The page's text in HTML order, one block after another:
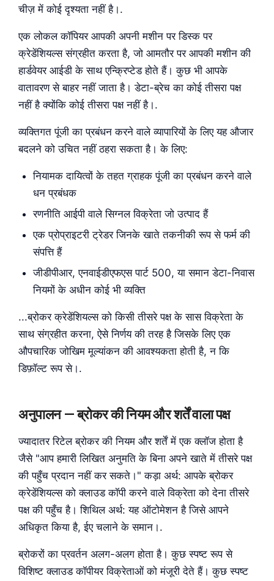
चीज़ में कोई दृश्यता नहीं है।.
एक लोकल कॉपियर आपकी अपनी मशीन पर डिस्क पर
क्रेडेंशियल्स संग्रहीत करता है, जो आमतौर पर आपकी मशीन की
हार्डवेयर आईडी के साथ एन्क्रिप्टेड होते हैं। कुछ भी आपके
वातावरण से बाहर नहीं जाता है। डेटा-ब्रेच का कोई तीसरा पक्ष
नहीं है क्योंकि कोई तीसरा पक्ष नहीं है।.
व्यक्तिगत पूंजी का प्रबंधन करने वाले व्यापारियों के लिए यह औजार
बदलने को उचित नहीं ठहरा सकता है। के लिए:
नियामक दायित्वों के तहत ग्राहक पूंजी का प्रबंधन करने वाले
धन प्रबंधक
रणनीति आईपी वाले सिग्नल विक्रेता जो उत्पाद हैं
एक प्रोप्राइटरी ट्रेडर जिनके खाते तकनीकी रूप से फर्म की
संपत्ति हैं
जीडीपीआर, एनवाईडीएफएस पार्ट 500, या समान डेटा-निवास
नियमों के अधीन कोई भी व्यक्ति
...ब्रोकर क्रेडेंशियल्स को किसी तीसरे पक्ष के सास विक्रेता के
साथ संग्रहीत करना, ऐसे निर्णय की तरह है जिसके लिए एक
औपचारिक जोखिम मूल्यांकन की आवश्यकता होती है, न कि
डिफ़ॉल्ट रूप से।.
अनुपालन — ब्रोकर की नियम और शर्तें वाला पक्ष
ज्यादातर रिटेल ब्रोकर की नियम और शर्तें में एक क्लॉज होता है
जैसे "आप हमारी लिखित अनुमति के बिना अपने खाते में तीसरे पक्ष
की पहुँच प्रदान नहीं कर सकते।" कड़ा अर्थ: आपके ब्रोकर
क्रेडेंशियल्स को क्लाउड कॉपी करने वाले विक्रेता को देना तीसरे
पक्ष की पहुँच है। शिथिल अर्थ: यह ऑटोमेशन है जिसे आपने
अधिकृत किया है, ईए चलाने के समान।.
ब्रोकरों का प्रवर्तन अलग-अलग होता है। कुछ स्पष्ट रूप से
विशिष्ट क्लाउड कॉपीयर विक्रेताओं को मंजूरी देते हैं। कुछ स्पष्ट